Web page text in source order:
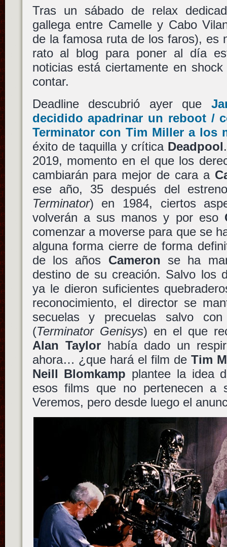
Tras un sábado de relax
gallega entre Camelle y Cabo
de la famosa ruta de los faros), es
rato al blog para poner al día
noticias está ciertamente en
contar.
Deadline descubrió ayer que
decidido apadrinar un reboot /
Terminatorcon Tim Millera los
éxito de taquilla y crítica Deadpool
2019, momento en el que los
cambiarán para mejor de cara a
ese año, 35 después del
Terminator) en 1984, ciertos
volverán a sus manos y por eso
comenzar a moverse para que se
alguna forma cierre de forma
de los años Cameron se ha
destino de su creación. Salvo los
ya le dieron suficientes
reconocimiento, el director se
secuelas y precuelas salvo
(Terminator Genisys) en el que
Alan Taylorhabía dado un
ahora… ¿que hará el film de Tim
Neill Blomkamp plantee la idea
esos films que no pertenecen a
Veremos, pero desde luego el